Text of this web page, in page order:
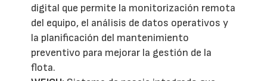
digital que permite la monitorización remota
del equipo, el análisis de datos operativos y
la planificación del mantenimiento
preventivo para mejorar la gestión de la
flota.